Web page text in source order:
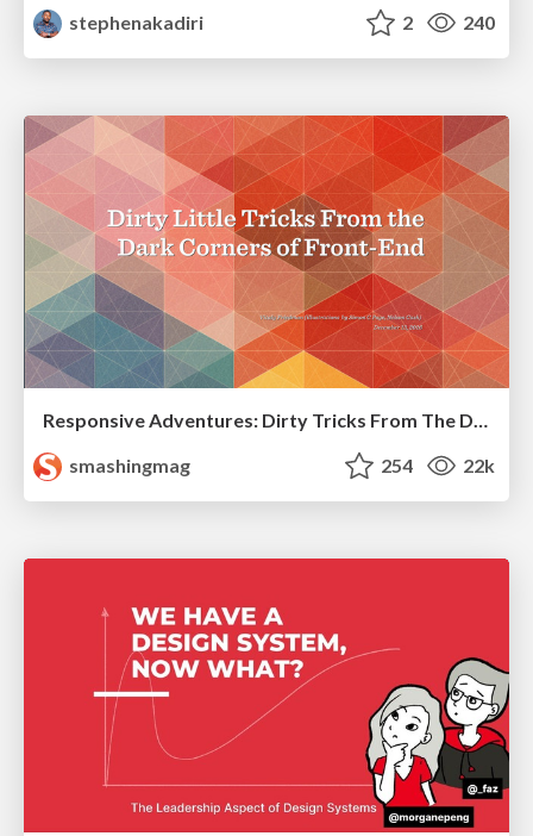
stephenakadiri
2 240
Responsive Adventures: Dirty Tricks From The Dark Corners of Front-End
smashingmag
254 22k